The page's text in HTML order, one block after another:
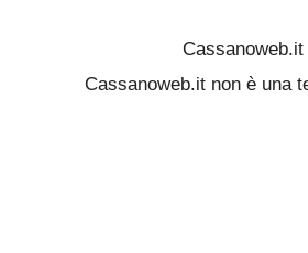
Cassanoweb.it non è una